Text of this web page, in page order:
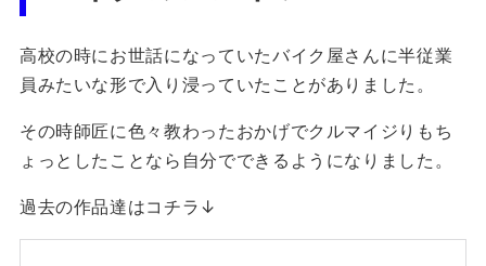
高校の時にお世話になっていたバイク屋さんに半従業
員みたいな形で入り浸っていたことがありました。
その時師匠に色々教わったおかげでクルマイジりもち
ょっとしたことなら自分でできるようになりました。
過去の作品達はコチラ↓